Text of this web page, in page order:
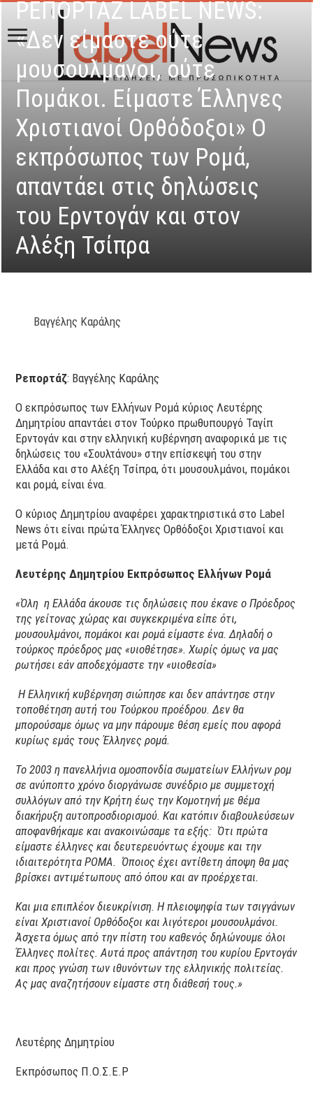
ΡΕΠΟΡΤΑΖ LABEL NEWS:
«Δεν είμαστε ούτε
μουσουλμάνοι, ούτε
Πομάκοι. Είμαστε Έλληνες
Χριστιανοί Ορθόδοξοι» Ο
εκπρόσωπος των Ρομά,
απαντάει στις δηλώσεις
του Ερντογάν και στον
Αλέξη Τσίπρα
Βαγγέλης Καράλης
Ρεπορτάζ: Βαγγέλης Καράλης
Ο εκπρόσωπος των Ελλήνων Ρομά κύριος Λευτέρης
Δημητρίου απαντάει στον Τούρκο πρωθυπουργό Ταγίπ
Ερντογάν και στην ελληνική κυβέρνηση αναφορικά με τις
δηλώσεις του «Σουλτάνου» στην επίσκεψή του στην
Ελλάδα και στο Αλέξη Τσίπρα, ότι μουσουλμάνοι, πομάκοι
και ρομά, είναι ένα.
Ο κύριος Δημητρίου αναφέρει χαρακτηριστικά στο Label
News ότι είναι πρώτα Έλληνες Ορθόδοξοι Χριστιανοί και
μετά Ρομά.
Λευτέρης Δημητρίου Εκπρόσωπος Ελλήνων Ρομά
«Όλη η Ελλάδα άκουσε τις δηλώσεις που έκανε ο Πρόεδρος
της γείτονας χώρας και συγκεκριμένα είπε ότι,
μουσουλμάνοι, πομάκοι και ρομά είμαστε ένα. Δηλαδή ο
τούρκος πρόεδρος μας «υιοθέτησε». Χωρίς όμως να μας
ρωτήσει εάν αποδεχόμαστε την «υιοθεσία»
Η Ελληνική κυβέρνηση σιώπησε και δεν απάντησε στην
τοποθέτηση αυτή του Τούρκου προέδρου. Δεν θα
μπορούσαμε όμως να μην πάρουμε θέση εμείς που αφορά
κυρίως εμάς τους Έλληνες ρομά.
Το 2003 η πανελλήνια ομοσπονδία σωματείων Ελλήνων ρομ
σε ανύποπτο χρόνο διοργάνωσε συνέδριο με συμμετοχή
συλλόγων από την Κρήτη έως την Κομοτηνή με θέμα
διακήρυξη αυτοπροσδιορισμού. Και κατόπιν διαβουλεύσεων
αποφανθήκαμε και ανακοινώσαμε τα εξής: Ότι πρώτα
είμαστε έλληνες και δευτερευόντως έχουμε και την
ιδιαιτερότητα ΡΟΜΑ. Όποιος έχει αντίθετη άποψη θα μας
βρίσκει αντιμέτωπους από όπου και αν προέρχεται.
Και μια επιπλέον διευκρίνιση. Η πλειοψηφία των τσιγγάνων
είναι Χριστιανοί Ορθόδοξοι και λιγότεροι μουσουλμάνοι.
Άσχετα όμως από την πίστη του καθενός δηλώνουμε όλοι
Έλληνες πολίτες. Αυτά προς απάντηση του κυρίου Ερντογάν
και προς γνώση των ιθυνόντων της ελληνικής πολιτείας.
Ας μας αναζητήσουν είμαστε στη διάθεσή τους.»
Λευτέρης Δημητρίου
Εκπρόσωπος Π.Ο.Σ.Ε.Ρ